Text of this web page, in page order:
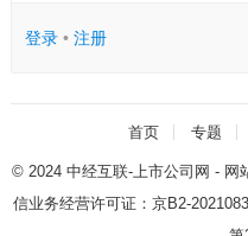
登录• 注册
首页 专题
© 2024 中经互联-上市公司网 - 网
信业务经营许可证： 京B2-